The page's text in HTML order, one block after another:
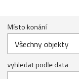
Místo konání
Všechny objekty
vyhledat podle data